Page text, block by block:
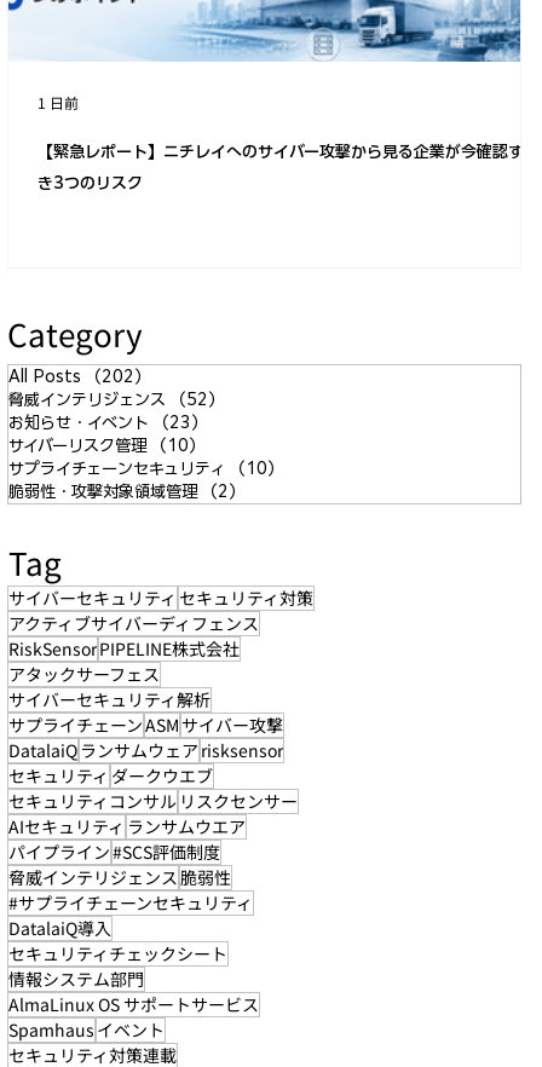
【緊急レポート】ニチレイへのサイバー攻撃から見る企業が今確認すべ
き3つのリスク
1 日前
Category
All Posts （202）
脅威インテリジェンス
（52）
お知らせ・イベント
（23）
サイバーリスク管理
（10）
サプライチェーンセキュリティ
（10）
脆弱性・攻撃対象領域管理
（2）
Tag
サイバーセキュリティ セキュリティ対策
アクティブサイバーディフェンス
RiskSensorPIPELINE株式会社
アタックサーフェス
サイバーセキュリティ解析
サプライチェーンASM サイバー攻撃
DatalaiQ ランサムウェア risksensor
セキュリティ ダークウエブ
セキュリティコンサル リスクセンサー
AIセキュリティ ランサムウエア
パイプライン#SCS評価制度
脅威インテリジェンス 脆弱性
#サプライチェーンセキュリティ
DatalaiQ導入
セキュリティチェックシート
情報システム部門
AlmaLinux OS サポートサービス
Spamhaus イベント
セキュリティ対策連載